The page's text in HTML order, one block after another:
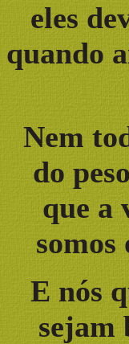
eles
quando
Nem
do
que a
somos
E nós
sejam